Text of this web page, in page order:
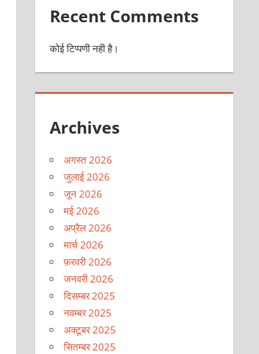
Recent Comments
कोई टिप्पणी नही है।
Archives
अगस्त 2026
जुलाई 2026
जून 2026
मई 2026
अप्रैल 2026
मार्च 2026
फ़रवरी 2026
जनवरी 2026
दिसम्बर 2025
नवम्बर 2025
अक्टूबर 2025
सितम्बर 2025